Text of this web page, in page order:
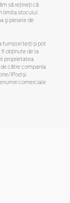
să reţineţi că
limita stocului
şi piesele de
furnizori terți și pot
fi obținute de la
proprietatea
de către compania
iPod și
comerciale